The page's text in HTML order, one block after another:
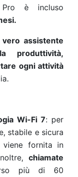
è incluso
vero assistente
produttività,
ogni attività
Wi-Fi 7: per
stabile e sicura
fornita in
chiamate
più di 60